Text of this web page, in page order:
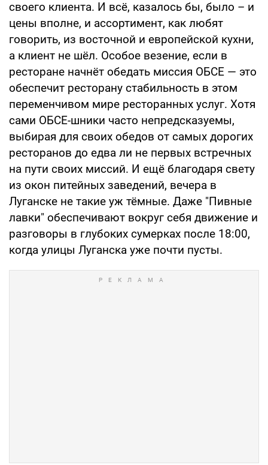
своего клиента. И всё, казалось бы, было – и
цены вполне, и ассортимент, как любят
говорить, из восточной и европейской кухни,
а клиент не шёл. Особое везение, если в
ресторане начнёт обедать миссия ОБСЕ — это
обеспечит ресторану стабильность в этом
переменчивом мире ресторанных услуг. Хотя
сами ОБСЕ-шники часто непредсказуемы,
выбирая для своих обедов от самых дорогих
ресторанов до едва ли не первых встречных
на пути своих миссий. И ещё благодаря свету
из окон питейных заведений, вечера в
Луганске не такие уж тёмные. Даже "Пивные
лавки" обеспечивают вокруг себя движение и
разговоры в глубоких сумерках после 18:00,
когда улицы Луганска уже почти пусты.